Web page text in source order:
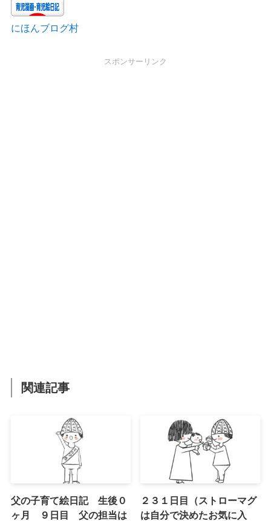
にほんブログ村
スポンサーリンク
関連記事
父の子育て絵日記 生後０
ヶ月 ９日目 父の担当は
２３１日目（ストローマグ
は自分で決めたお気に入